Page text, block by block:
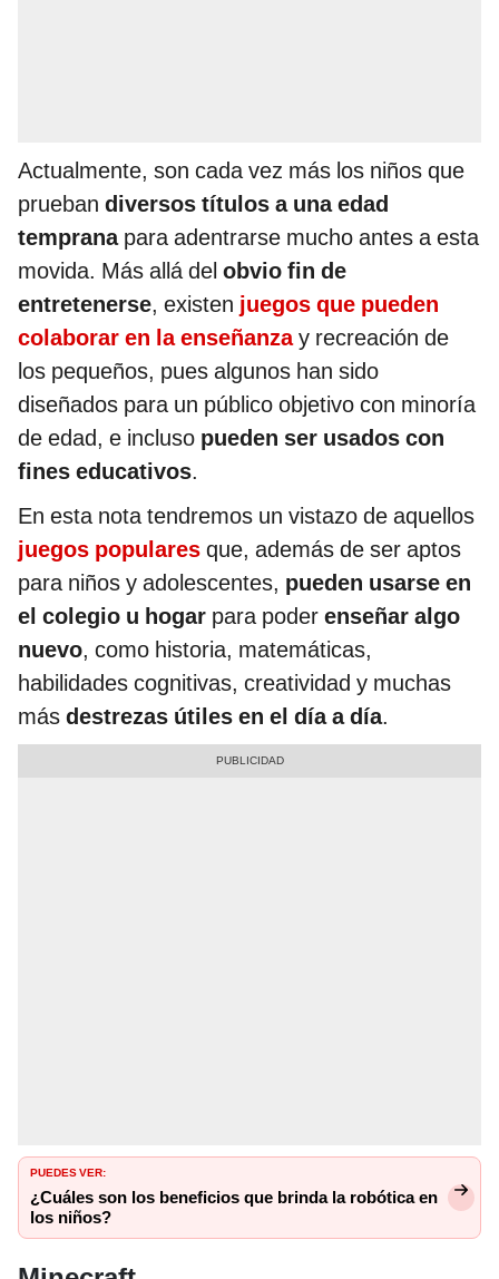
Actualmente, son cada vez más los niños que
prueban diversos títulos a una edad
tempranapara adentrarse mucho antes a esta
movida. Más allá del obvio fin de
entretenerse, existen juegos que pueden
colaborar en la enseñanzay recreación de
los pequeños, pues algunos han sido
diseñados para un público objetivo con minoría
de edad, e incluso pueden ser usados con
fines educativos.
En esta nota tendremos un vistazo de aquellos
juegos populares que, además de ser aptos
para niños y adolescentes, pueden usarse en
el colegio u hogar para poder enseñar algo
nuevo, como historia, matemáticas,
habilidades cognitivas, creatividad y muchas
más destrezas útiles en el día a día.
PUEDES VER:
¿Cuáles son los beneficios que brinda la robótica en
los niños?